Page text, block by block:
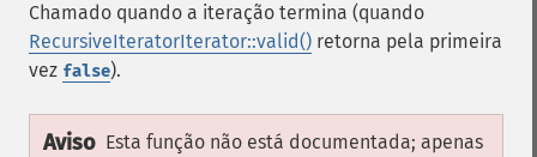
Chamado quando a iteração termina (quando
RecursiveIteratorIterator::valid() retorna pela primeira
vez false).
Aviso Esta função não está documentada; apenas